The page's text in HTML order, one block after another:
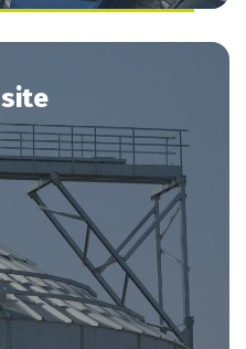
site